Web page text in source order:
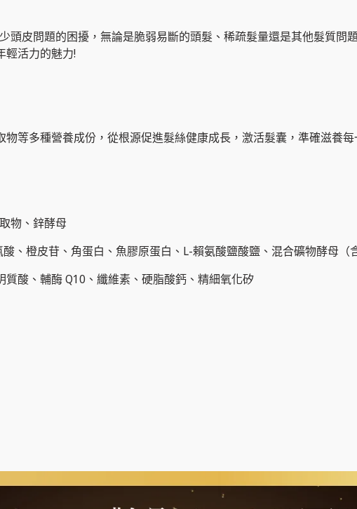
頭皮問題的困擾， 無論是脆弱易斷的頭髮、 稀疏髮量還是其他髮質問
輕活力的魅力!
物等多種營養成份，從根源促進髮絲健康成長，激活髮囊， 準確滋養每
物、鋅酵母
、橙皮苷、角蛋白、魚膠原蛋白、L-賴氨酸鹽酸鹽、混合礦物酵母（
酸、輔酶 Q10、纖維素、硬脂酸鈣、精細氧化矽